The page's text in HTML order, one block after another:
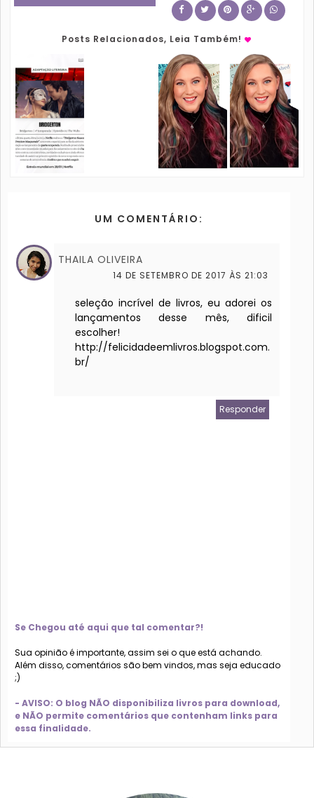
Posts Relacionados, Leia Também!
UM COMENTÁRIO:
THAILA OLIVEIRA
14 DE SETEMBRO DE 2017 ÀS 21:03
seleção incrível de livros, eu adorei os
lançamentos desse mês, dificil
escolher!
http://felicidadeemlivros.blogspot.com.
br/
Responder
Se Chegou até aqui que tal comentar?!
Sua opinião é importante, assim sei o que está achando.
Além disso, comentários são bem vindos, mas seja educado
;)
- AVISO: O blog NÃO disponibiliza livros para download,
e NÃO permite comentários que contenham links para
essa finalidade.